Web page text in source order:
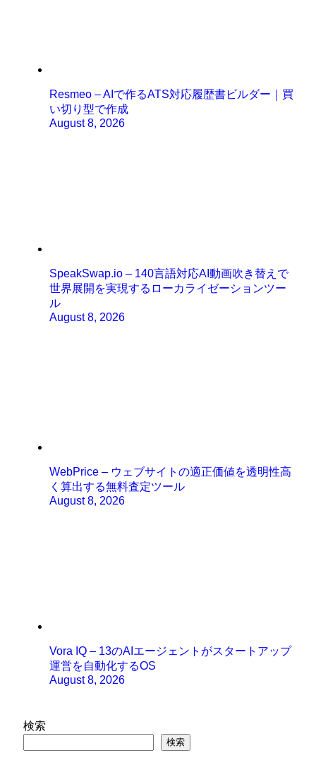
Resmeo – AIで作るATS対応履歴書ビルダー｜買
い切り型で作成
August 8, 2026
SpeakSwap.io – 140言語対応AI動画吹き替えで
世界展開を実現するローカライゼーションツー
ル
August 8, 2026
WebPrice – ウェブサイトの適正価値を透明性高
く算出する無料査定ツール
August 8, 2026
Vora IQ – 13のAIエージェントがスタートアップ
運営を自動化するOS
August 8, 2026
検索
検索